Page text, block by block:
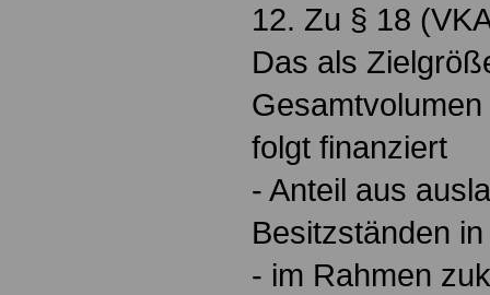
12. Zu § 18
Das als
folgt finanziert
- Anteil aus
Besitzständen
- im Rahmen